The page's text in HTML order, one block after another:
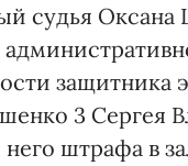
судья Оксана
защитника
3 Сергея
штрафа в